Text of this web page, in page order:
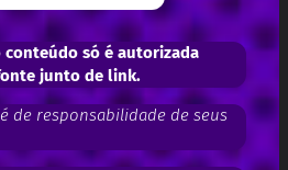
conteúdo só é autorizada
junto de link.
de responsabilidade de seus